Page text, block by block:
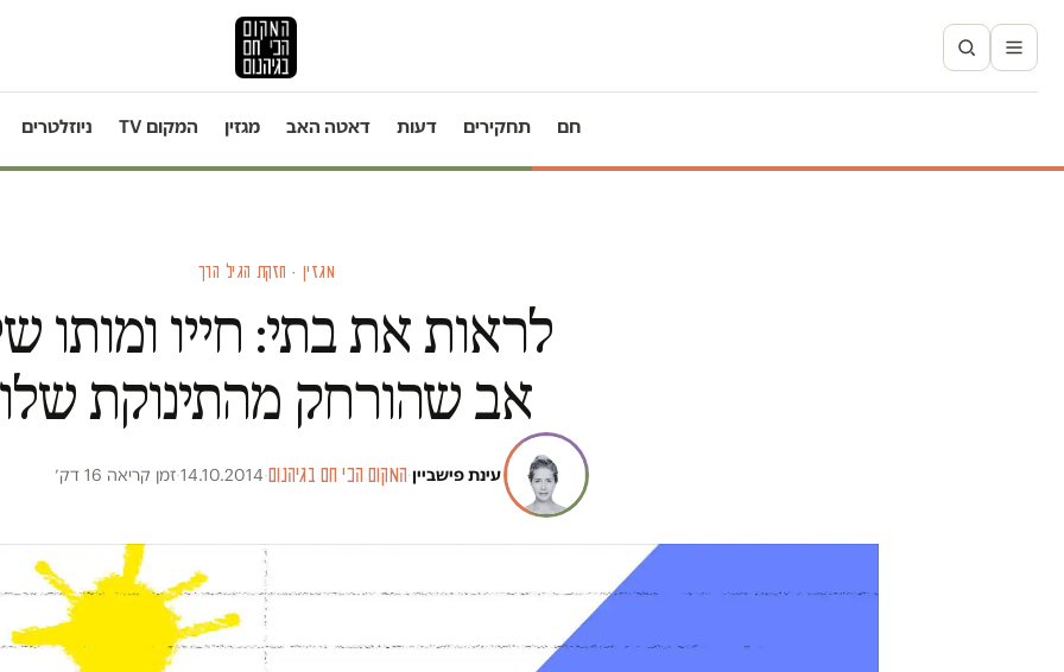
חם תחקירים דעות דאטה האב מגזין המקום TV ניוזלטרים
מגזין · חזקת הגיל הרך
לראות את בתי: חייו ומותו
אב שהורחק מהתינוקת שלו
עינת פישביין·המקום הכי חם בגיהנום·
14.10.2014
·זמן קריאה 16 דק׳